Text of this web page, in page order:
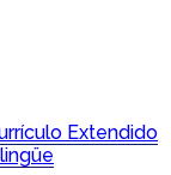
Extendido